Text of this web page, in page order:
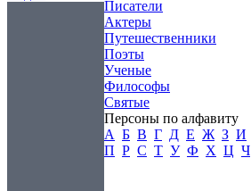
Писатели
Актеры
Путешественники
Поэты
Ученые
Философы
Святые
Персоны по алфавиту
А Б В Г Д Е Ж З И
П Р С Т У Ф Х Ц Ч